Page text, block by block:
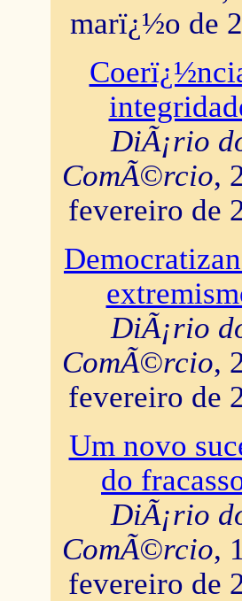
marï¿½o de
DiÃ¡rio
ComÃ©rcio,
fevereiro de
DiÃ¡rio
ComÃ©rcio,
fevereiro de
Um novo
do
DiÃ¡rio
ComÃ©rcio,
fevereiro de